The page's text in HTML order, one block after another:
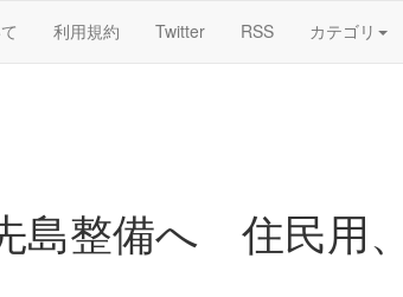
利用規約 Twitter RSS カテゴリ
島整備へ 住民用